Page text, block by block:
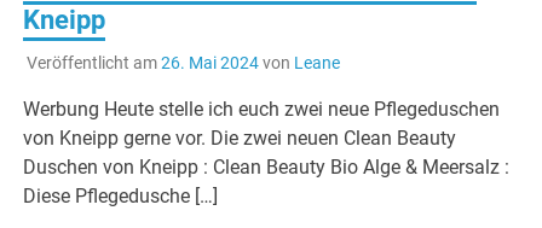
Kneipp
Veröffentlicht am26. Mai 2024von Leane
Werbung Heute stelle ich euch zwei neue Pflegeduschen
von Kneipp gerne vor. Die zwei neuen Clean Beauty
Duschen von Kneipp : Clean Beauty Bio Alge & Meersalz :
Diese Pflegedusche […]